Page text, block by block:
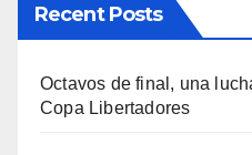
Recent Posts
Octavos de final, una
Copa Libertadores